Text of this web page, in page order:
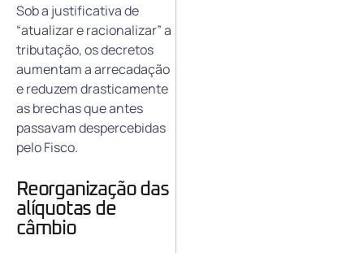
Sob a justificativa de
“atualizar e racionalizar” a
tributação, os decretos
aumentam a arrecadação
e reduzem drasticamente
as brechas que antes
passavam despercebidas
pelo Fisco.
Reorganização das
alíquotas de
câmbio